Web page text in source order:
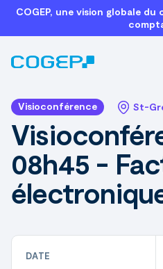
COGEP, une vision globale
Visioconférence St-
08h45 -
DATE